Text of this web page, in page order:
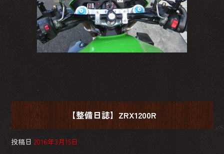
【整備日誌】ZRX1200R
投稿日 2016年3月15日